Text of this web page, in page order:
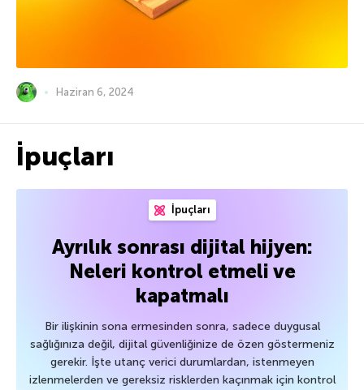
Haziran 6, 2024
İpuçları
İpuçları
Ayrılık sonrası dijital hijyen:
Neleri kontrol etmeli ve
kapatmalı
Bir ilişkinin sona ermesinden sonra, sadece duygusal
sağlığınıza değil, dijital güvenliğinize de özen göstermeniz
gerekir. İşte utanç verici durumlardan, istenmeyen
izlenmelerden ve gereksiz risklerden kaçınmak için kontrol